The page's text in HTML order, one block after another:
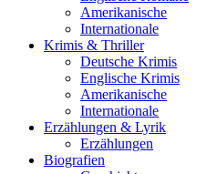
Amerikanische
Internationale
Krimis & Thriller
Deutsche Krimis
Englische Krimis
Amerikanische
Internationale
Erzählungen & Lyrik
Erzählungen
Biografien